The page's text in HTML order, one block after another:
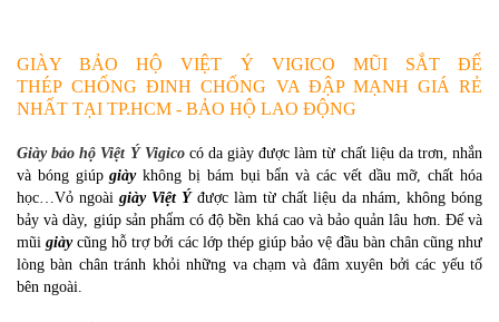
GIÀY BẢO HỘ VIỆT Ý VIGICO MŨI SẮT ĐẾ
THÉP CHỐNG ĐINH CHỐNG VA ĐẬP MẠNH GIÁ RẺ
NHẤT TẠI TP.HCM - BẢO HỘ LAO ĐỘNG
Giày bảo hộ Việt Ý Vigicocó da giày được làm từ chất liệu da trơn, nhắn
và bóng giúpgiàykhông bị bám bụi bẩn và các vết dầu mỡ, chất hóa
học…Vỏ ngoài giày Việt Ýđược làm từ chất liệu da nhám, không bóng
bảy và dày, giúp sản phẩm có độ bền khá cao và bảo quản lâu hơn. Đế và
mũi giàycũng hỗ trợ bởi các lớp thép giúp bảo vệ đầu bàn chân cũng như
lòng bàn chân tránh khỏi những va chạm và đâm xuyên bởi các yếu tố
bên ngoài.